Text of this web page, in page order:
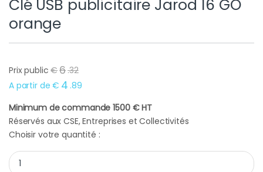
Clé USB publicitaire Jarod 16 GO
orange
Prix public €6.32
A partir de € 4 .89
Minimum de commande 1500 € HT
Réservés aux CSE, Entreprises et Collectivités
Choisir votre quantité :
Clé USB publicitaire Jarod 16 GO orange quantity